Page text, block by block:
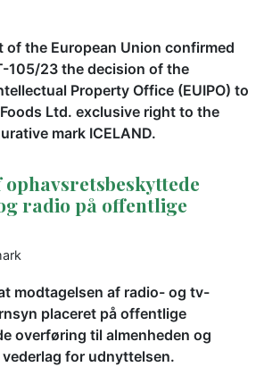
of the European Union confirmed
105/23 the decision of the
Property Office (EUIPO) to
Ltd. exclusive right to the
mark ICELAND.
ophavsretsbeskyttede
radio på offentlige
modtagelsen af radio- og tv-
placeret på offentlige
overføring til almenheden og
for udnyttelsen.